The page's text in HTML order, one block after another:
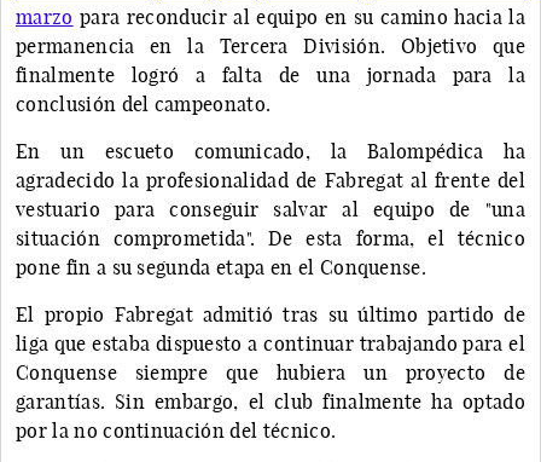
marzo para reconducir al equipo en su camino hacia la
permanencia en la Tercera División. Objetivo que
finalmente logró a falta de una jornada para la
conclusión del campeonato.
En un escueto comunicado, la Balompédica ha
agradecido la profesionalidad de Fabregat al frente del
vestuario para conseguir salvar al equipo de "una
situación comprometida". De esta forma, el técnico
pone fin a su segunda etapa en el Conquense.
El propio Fabregat admitió tras su último partido de
liga que estaba dispuesto a continuar trabajando para el
Conquense siempre que hubiera un proyecto de
garantías. Sin embargo, el club finalmente ha optado
por la no continuación del técnico.